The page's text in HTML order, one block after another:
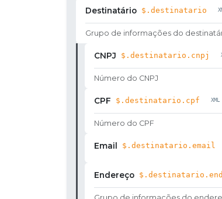
Destinatário $.destinatario
Grupo de informações do
CNPJ $.destinatario.cnpj
Número do CNPJ
CPF $.destinatario.cpf
Número do CPF
Email $.destinatario.email
Endereço